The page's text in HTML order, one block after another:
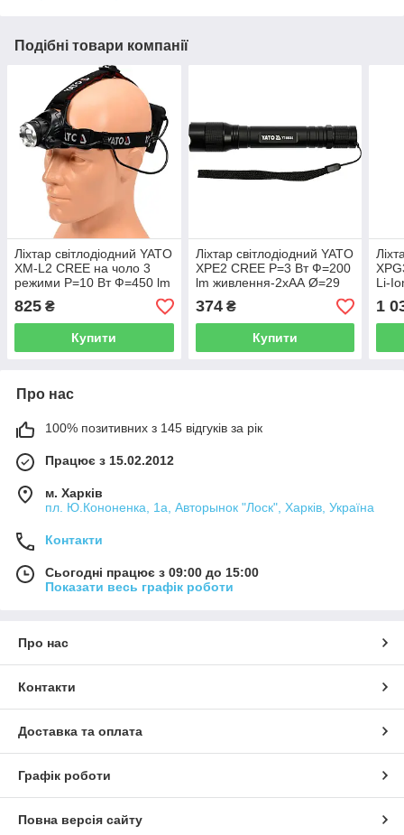
Подібні товари компанії
Ліхтар світлодіодний YATO
XM-L2 CREE на чоло 3
режими Р=10 Вт Ф=450 lm
живлення-4хАА YT-08591
825 ₴
Купити
Ліхтар світлодіодний YATO
XPE2 CREE Р=3 Вт Ф=200
lm живлення-2хАА Ø=29
мм x 160 мм YT-08565
374₴
Купити
Li-
lm
1
Про нас
100% позитивних з 145 відгуків за рік
Працює з 15.02.2012
м. Харків
пл. Ю.Кононенка, 1а, Авторынок "Лоск", Харків, Україна
Контакти
Сьогодні працює з 09:00 до 15:00
Показати весь графік роботи
Про нас
Контакти
Доставка та оплата
Графік роботи
Повна версія сайту